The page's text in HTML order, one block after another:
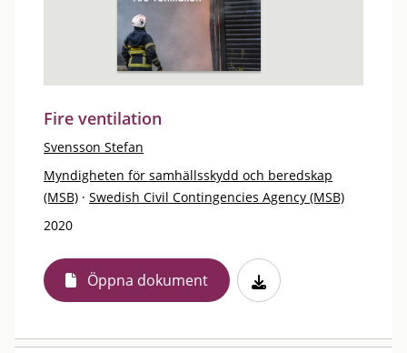
Fire ventilation
Svensson Stefan
Myndigheten för samhällsskydd och beredskap
(MSB) · Swedish Civil Contingencies Agency (MSB)
2020
Öppna dokument